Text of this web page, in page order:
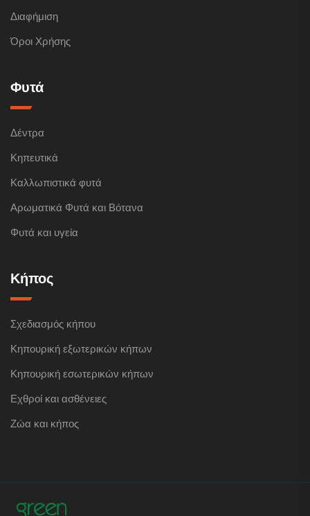
Διαφήμιση
Όροι Χρήσης
Φυτά
Δέντρα
Κηπευτικά
Καλλωπιστικά φυτά
Αρωματικά Φυτά και Βότανα
Φυτά και υγεία
Κήπος
Σχεδιασμός κήπου
Κηπουρική εξωτερικών κήπων
Κηπουρική εσωτερικών κήπων
Εχθροί και ασθένειες
Ζώα και κήπος